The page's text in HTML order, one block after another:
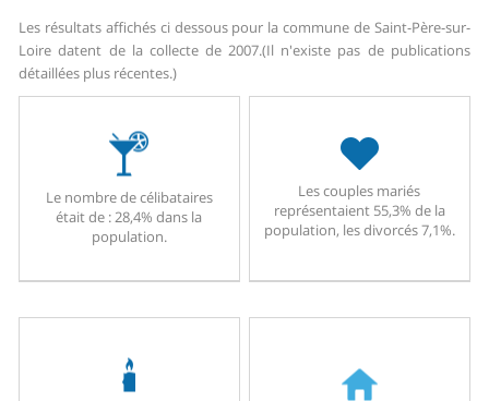
Les résultats affichés ci dessous pour la commune de Saint-Père-sur-
Loire datent de la collecte de 2007.(Il n'existe pas de publications
détaillées plus récentes.)
Le nombre de célibataires
était de : 28,4% dans la
population.
Les couples mariés
représentaient 55,3% de la
population, les divorcés 7,1%.